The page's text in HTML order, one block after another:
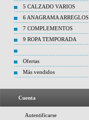
5 CALZADO VARIOS
6 ANAGRAMA ARREGLOS
7 COMPLEMENTOS
9 ROPA TEMPORADA
Ofertas
Más vendidos
Cuenta
Autentificarse